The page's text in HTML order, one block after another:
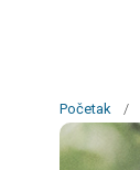
Početak /